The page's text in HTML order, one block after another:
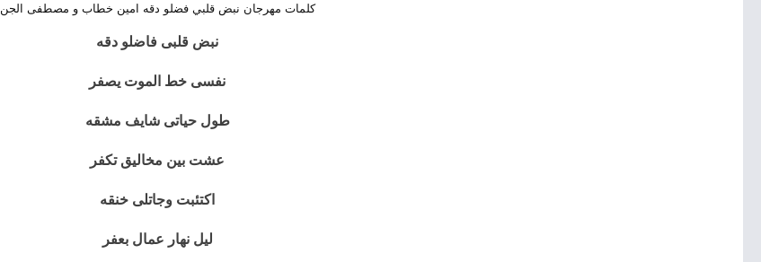
كلمات مهرجان نبض قلبي فضلو دقه امين خطاب و مصطفى الجن
نبض قلبى فاضلو دقه
نفسى خط الموت يصفر
طول حياتى شايف مشقه
عشت بين مخاليق تكفر
اكتئبت وجاتلى خنقه
ليل نهار عمال بعفر